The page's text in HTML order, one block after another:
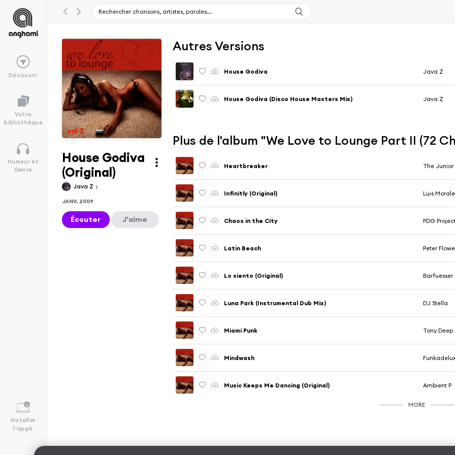
Découvrir
Votre
bibliothèque
Humeur et
Genre
Installer
l'appli
House Godiva
(Original)
Java Z
JANV. 2009
Écouter J'aime
Autres Versions
House Godiva Java Z
House Godiva (Disco House Masters Mix) Java Z
Plus de l'album "We Love to Lounge Part II (72
Heartbreaker The Junior
Infinitly (Original) Luis
Chaos in the City PDG
Latin Beach Peter
Lo siento (Original) Barfuesser
Luna Park (Instrumental Dub Mix) DJ Stella
Miami Punk Tony Deep
Mindwash
Music Keeps Me Dancing (Original) Ambient P
MORE